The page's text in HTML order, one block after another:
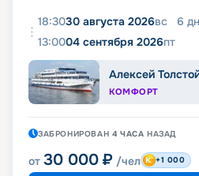
18:3030 августа 2026вс 6 дн
13:0004 сентября 2026пт
Алексей
КОМФОРТ
ЗАБРОНИРОВАН 4 ЧАСА НАЗАД
от 30 000 ₽ /чел +1 000